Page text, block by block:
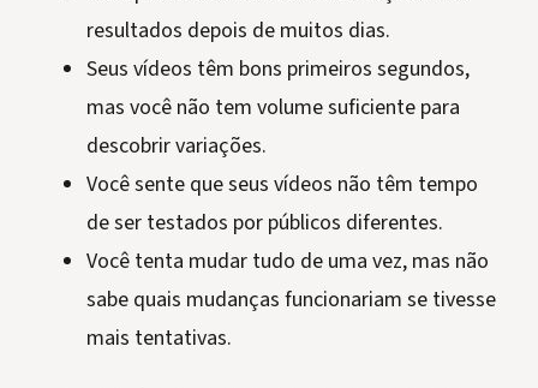
resultados depois de muitos dias.
Seus vídeos têm bons primeiros segundos,
mas você não tem volume suficiente para
descobrir variações.
Você sente que seus vídeos não têm tempo
de ser testados por públicos diferentes.
Você tenta mudar tudo de uma vez, mas não
sabe quais mudanças funcionariam se tivesse
mais tentativas.